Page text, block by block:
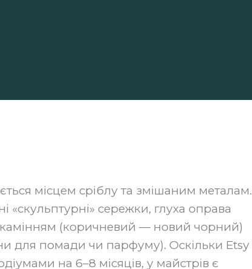
місцем сріблу та змішаним металам.
«скульптурні» сережки, глуха оправа
(коричневий — новий чорний)
для помади чи парфуму). Оскільки Etsy
на 6–8 місяців, у майстрів є